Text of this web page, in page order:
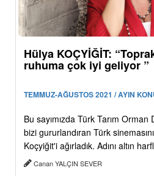
Hülya KOÇYİĞİT:
ruhuma çok iyi geliyor ”
TEMMUZ-AĞUSTOS 2021 / AYIN
Bu sayımızda Türk Tarım
bizi gururlandıran Türk
Koçyiğit'i ağırladık. Adını altın
Canan YALÇIN SEVER